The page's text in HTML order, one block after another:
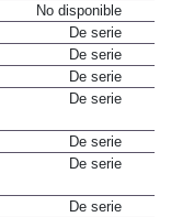
No disponible
De serie
De serie
De serie
De serie
De serie
De serie
De serie